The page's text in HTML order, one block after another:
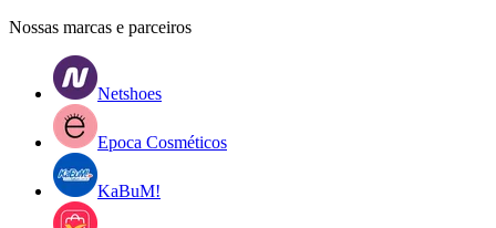
Nossas marcas e parceiros
Netshoes
Epoca Cosméticos
KaBuM!